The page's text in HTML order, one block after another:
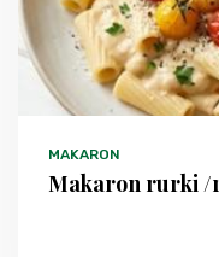
MAKARON
Makaron rurki /